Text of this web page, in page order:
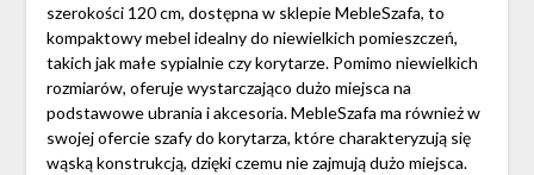
szerokości 120 cm, dostępna w sklepie MebleSzafa, to
kompaktowy mebel idealny do niewielkich pomieszczeń,
takich jak małe sypialnie czy korytarze. Pomimo niewielkich
rozmiarów, oferuje wystarczająco dużo miejsca na
podstawowe ubrania i akcesoria. MebleSzafa ma również w
swojej ofercie szafy do korytarza, które charakteryzują się
wąską konstrukcją, dzięki czemu nie zajmują dużo miejsca.